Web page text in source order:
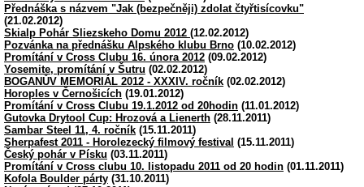
Přednáška s názvem "Jak (bezpečněji) zdolat čtyřtisícovku"
(21.02.2012)
Skialp Pohár Sliezskeho Domu 2012 (12.02.2012)
Pozvánka na přednášku Alpského klubu Brno (10.02.2012)
Promítání v Cross Clubu 16. února 2012 (09.02.2012)
Yosemite, promítání v Šutru (02.02.2012)
BOGANŮV MEMORIÁL 2012 - XXXIV. ročník (02.02.2012)
Horoples v Černošicích (19.01.2012)
Promítání v Cross Clubu 19.1.2012 od 20hodin (11.01.2012)
Gutovka Drytool Cup: Hrozová a Lienerth (28.11.2011)
Sambar Steel 11, 4. ročník (15.11.2011)
Sherpafest 2011 - Horolezecký filmový festival (15.11.2011)
Český pohár v Písku (03.11.2011)
Promítání v Cross clubu 10. listopadu 2011 od 20 hodin (01.11.2011)
Kofola Boulder párty (31.10.2011)